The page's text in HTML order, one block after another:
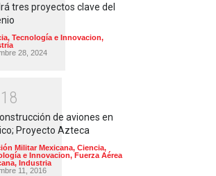
tres proyectos clave del
Tecnología e Innovacion,
28, 2024
1 8
de aviones en
Proyecto Azteca
Militar Mexicana, Ciencia,
e Innovacion, Fuerza Aérea
, Industria
11, 2016